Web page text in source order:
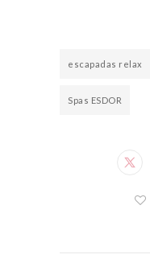
escapadas relax
Spas ESDOR